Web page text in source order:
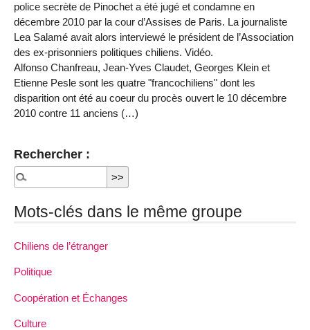
police secrète de Pinochet a été jugé et condamne en
décembre 2010 par la cour d’Assises de Paris. La journaliste
Lea Salamé avait alors interviewé le président de l’Association
des ex-prisonniers politiques chiliens. Vidéo.
Alfonso Chanfreau, Jean-Yves Claudet, Georges Klein et
Etienne Pesle sont les quatre "francochiliens" dont les
disparition ont été au coeur du procès ouvert le 10 décembre
2010 contre 11 anciens (…)
Rechercher :
Mots-clés dans le même groupe
Chiliens de l’étranger
Politique
Coopération et Échanges
Culture